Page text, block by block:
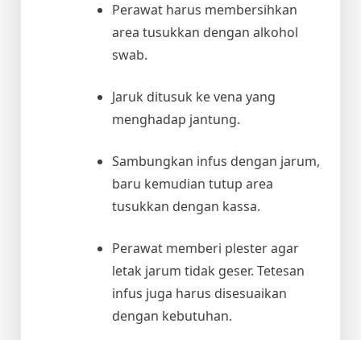
Perawat harus membersihkan
area tusukkan dengan alkohol
swab.
Jaruk ditusuk ke vena yang
menghadap jantung.
Sambungkan infus dengan jarum,
baru kemudian tutup area
tusukkan dengan kassa.
Perawat memberi plester agar
letak jarum tidak geser. Tetesan
infus juga harus disesuaikan
dengan kebutuhan.